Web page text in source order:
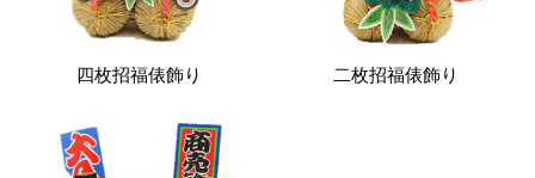
四枚招福俵飾り 二枚招福俵飾り